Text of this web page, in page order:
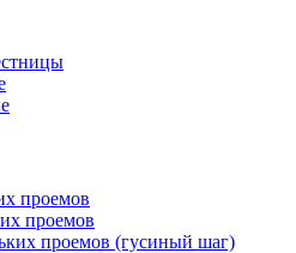
проемов
проемов
проемов (гусиный шаг)